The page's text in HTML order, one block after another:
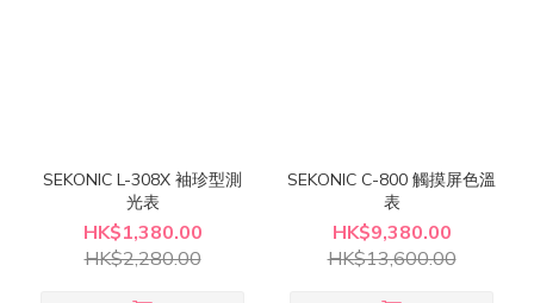
SEKONIC L-308X 袖珍型測
光表
HK$1,380.00
HK$2,280.00
SEKONIC C-800 觸摸屏色溫
表
HK$9,380.00
HK$13,600.00